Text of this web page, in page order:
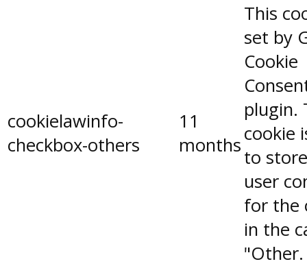
cookielawinfo-
checkbox-others
11
months
This
set by
Cookie
plugin.
cookie
to
user
for the
in the
"Other.